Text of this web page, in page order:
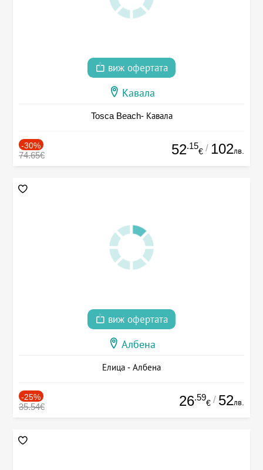
виж офертата
Кавала
Tosca Beach- Кавала
-30%
74.65€ 52.15
€ / 102лв.
виж офертата
Албена
Елица - Албена
-25%
35.54€ 26.59
€ / 52лв.